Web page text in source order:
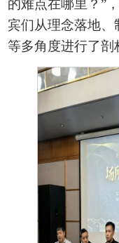
的难点在哪里？”
宾们从理念落地
等多角度进行了剖